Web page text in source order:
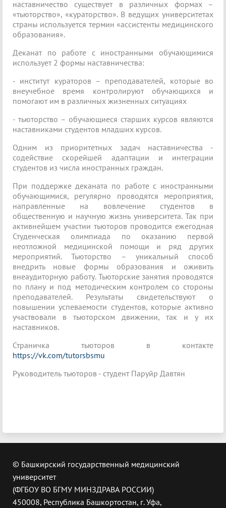
наставничество существует в различных формах –
«тьюторство», «кураторство». В ведущих университетах
страны используется термин «ассистенты медицинского
образования».
Деканат по работе с иностранными обучающимися
использует 2 формы наставничества:
- институт кураторов – преподавателей, которые во
внеучебное время контролируют обучающихся и
помогают им в различных жизненных ситуациях
- тьюторство – обучающиеся старших курсов являются
наставниками студентов младших курсов.
Одним из приоритетных задач наставничества -
содействие скорейшей адаптации и интеграции
студентов из числа иностранных граждан.
При поддержке деканата по работе с иностранными
обучающимися, регулярно проводятся мероприятия,
направленные на вовлечение студентов в
общественную и научную жизнь университета. Так при
активнейшем участии тьюторов проводится ежегодная
Студенческая олимпиада по оказанию первой
неотложной медицинской помощи и ряд других
мероприятий. Тьюторство – уникальный способ
внедрить новые формы образования и оживить
внеаудиторную работу. Тьюторские занятия проводятся
по плану и под методическим контролем со стороны
преподавателей. Результаты свидетельствуют о
повышении успеваемости студентов, которые активно
участвовали в тьюторском движении, так и у их
наставников.
Страничка тьюторов в контакте
https://vk.com/tutorsbsmu
Руководитель тьюторов - студент Паруйр Давтян
© Башкирский государственный медицинский
университет
(ФГБОУ ВО БГМУ МИНЗДРАВА РОССИИ)
450008, Республика Башкортостан, г. Уфа,